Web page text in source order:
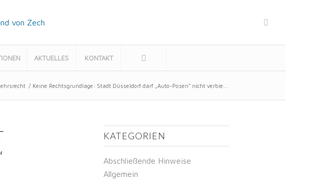
AKTUELLES KONTAKT
/ Keine Rechtsgrundlage: Stadt Düsseldorf darf „Auto-Posen“ nicht verbie...
KATEGORIEN
Abschließende Hinweise
Allgemein